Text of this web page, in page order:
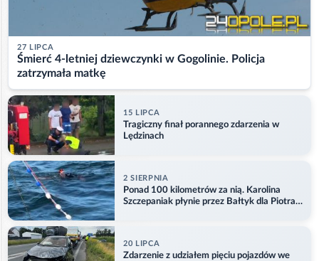
27 LIPCA
Śmierć 4-letniej dziewczynki w Gogolinie. Policja
zatrzymała matkę
15 LIPCA
Tragiczny finał porannego zdarzenia w
Lędzinach
2 SIERPNIA
Ponad 100 kilometrów za nią. Karolina
Szczepaniak płynie przez Bałtyk dla Piotra.
20 LIPCA
Zdarzenie z udziałem pięciu pojazdów we